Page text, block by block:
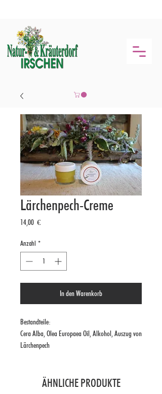
Lärchenpech-Creme
14,00 €Preis
Anzahl *
In den Warenkorb
Bestandteile:
Cera Alba, Olea Europaea Oil, Alkohol, Auszug von
Lärchenpech
ÄHNLICHE PRODUKTE